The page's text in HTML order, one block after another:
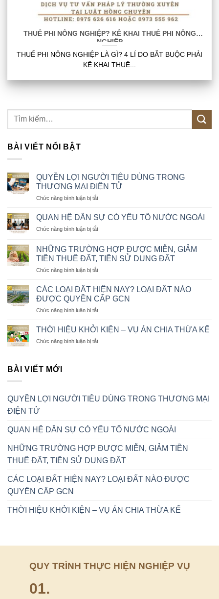
BÀI VIẾT NỔI BẬT
QUYỀN LỢI NGƯỜI TIÊU DÙNG TRONG
THƯƠNG MẠI ĐIỆN TỬ
Chức năng bình luận bị tắtở
LỢI
NGƯỜI
TIÊU
TRONG
THƯƠNG
ĐIỆN
QUAN HỆ DÂN SỰ CÓ YẾU TỐ NƯỚC NGOÀI
Chức năng bình luận bị tắtở
HỆ
DÂN
SỰ
CÓ
TỐ
NƯỚC
NGOÀI
NHỮNG TRƯỜNG HỢP ĐƯỢC MIỄN, GIẢM
TIỀN THUÊ ĐẤT, TIỀN SỬ DỤNG ĐẤT
Chức năng bình luận bị tắtở
TRƯỜNG
HỢP
ĐƯỢC
MIỄN,
TIỀN
ĐẤT,
CÁC LOẠI ĐẤT HIỆN NAY? LOẠI ĐẤT NÀO
ĐƯỢC QUYỀN CẤP GCN
Chức năng bình luận bị tắtở
LOẠI
HIỆN
QUYỀN
CẤP
THỜI HIỆU KHỞI KIỆN – VỤ ÁN CHIA THỪA KẾ
Chức năng bình luận bị tắtở
ÁN
KẾ
BÀI VIẾT MỚI
QUYỀN LỢI NGƯỜI TIÊU DÙNG TRONG THƯƠNG MẠI
ĐIỆN TỬ
QUAN HỆ DÂN SỰ CÓ YẾU TỐ NƯỚC NGOÀI
NHỮNG TRƯỜNG HỢP ĐƯỢC MIỄN, GIẢM TIỀN
THUÊ ĐẤT, TIỀN SỬ DỤNG ĐẤT
CÁC LOẠI ĐẤT HIỆN NAY? LOẠI ĐẤT NÀO ĐƯỢC
QUYỀN CẤP GCN
THỜI HIỆU KHỞI KIỆN – VỤ ÁN CHIA THỪA KẾ
THUẾ PHI NÔNG NGHIỆP? KÊ KHAI THUẾ PHI NÔNG
NGHIỆP
THUẾ PHI NÔNG NGHIỆP LÀ GÌ? 4 LÍ DO BẮT BUỘC PHẢI
KÊ KHAI THUẾ...
QUY TRÌNH THỰC HIỆN NGHIỆP VỤ
01.